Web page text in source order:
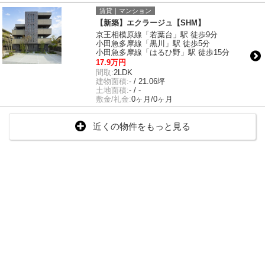
賃貸｜マンション
【新築】エクラージュ【SHM】
京王相模原線「若葉台」駅 徒歩9分
小田急多摩線「黒川」駅 徒歩5分
小田急多摩線「はるひ野」駅 徒歩15分
17.9万円
間取:2LDK
建物面積:- / 21.06坪
土地面積:- / -
敷金/礼金:0ヶ月/0ヶ月
近くの物件をもっと見る